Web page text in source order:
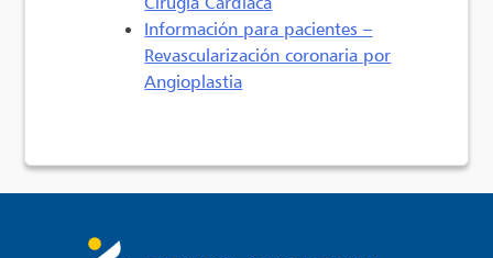
Información para pacientes –
Revascularización coronaria por
Angioplastia